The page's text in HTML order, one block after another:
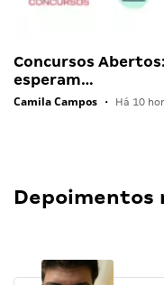
Concursos
esperam…
Camila Campos • Há 10
Depoimentos